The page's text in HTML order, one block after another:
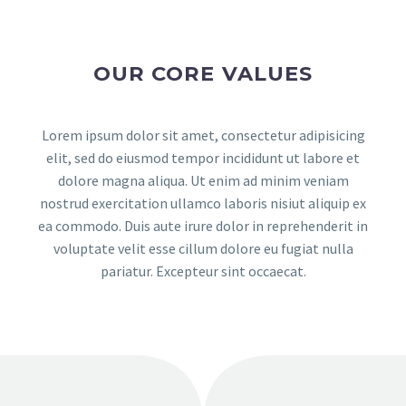
Comedian
OUR CORE VALUES
Lorem ipsum dolor sit amet, consectetur adipisicing
elit, sed do eiusmod tempor incididunt ut labore et
dolore magna aliqua. Ut enim ad minim veniam
nostrud exercitation ullamco laboris nisiut aliquip ex
ea commodo. Duis aute irure dolor in reprehenderit in
voluptate velit esse cillum dolore eu fugiat nulla
pariatur. Excepteur sint occaecat.